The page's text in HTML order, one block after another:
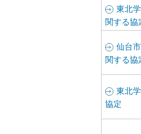
東北
関する協
仙台
関する協
東北
協定